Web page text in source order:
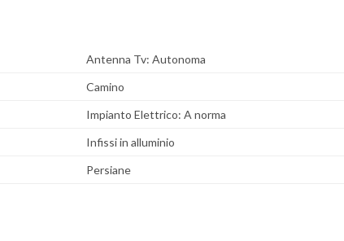
Antenna Tv: Autonoma
Camino
Impianto Elettrico: A norma
Infissi in alluminio
Persiane